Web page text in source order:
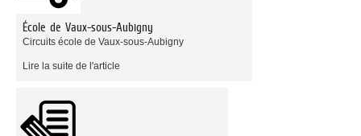
École de Vaux-sous-Aubigny
Circuits école de Vaux-sous-Aubigny
Lire la suite de l'article